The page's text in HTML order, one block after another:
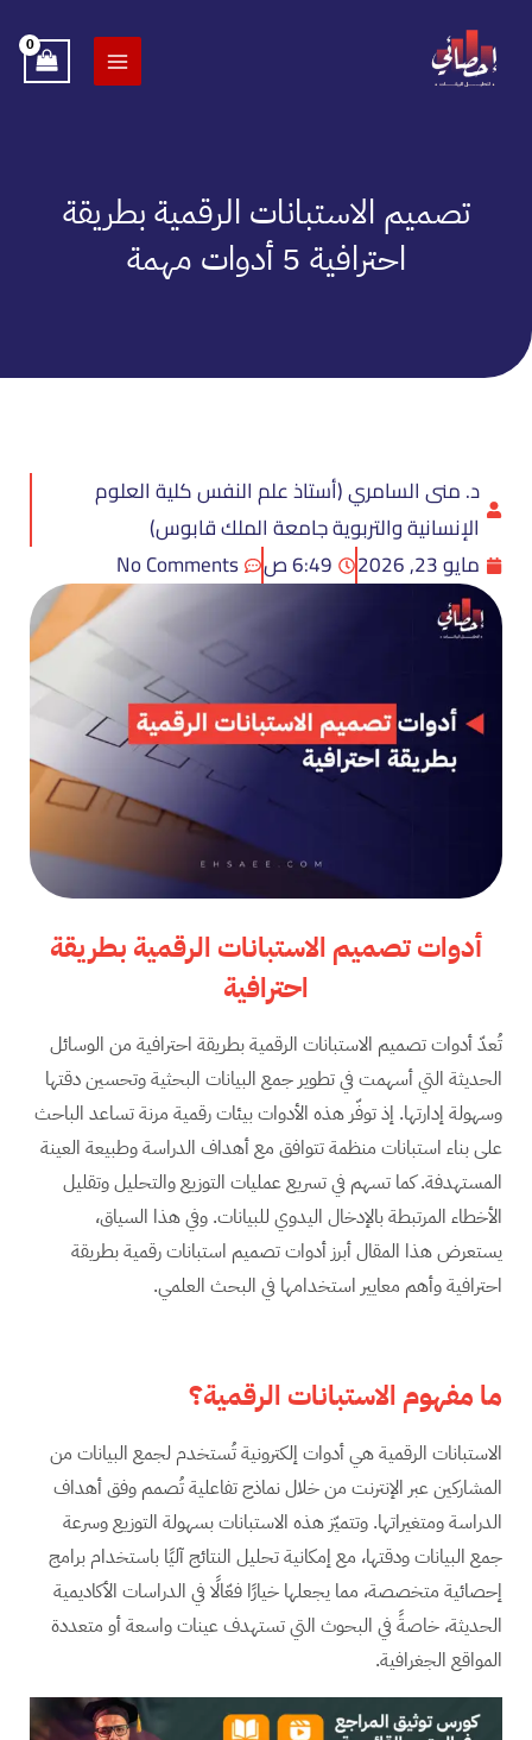
المحتوى
تصميم الاستبانات الرقمية بطريقة
احترافية 5 أدوات مهمة
د. منى السامري (أستاذ علم النفس كلية العلوم
الإنسانية والتربوية جامعة الملك قابوس)
مايو 23, 2026
6:49 ص No Comments
أدوات تصميم الاستبانات الرقمية بطريقة
احترافية
تُعدّ أدوات تصميم الاستبانات الرقمية بطريقة احترافية من الوسائل
الحديثة التي أسهمت في تطوير جمع البيانات البحثية وتحسين دقتها
وسهولة إدارتها. إذ توفّر هذه الأدوات بيئات رقمية مرنة تساعد الباحث
على بناء استبانات منظمة تتوافق مع أهداف الدراسة وطبيعة العينة
المستهدفة. كما تسهم في تسريع عمليات التوزيع والتحليل وتقليل
الأخطاء المرتبطة بالإدخال اليدوي للبيانات. وفي هذا السياق،
يستعرض هذا المقال أبرز أدوات تصميم استبانات رقمية بطريقة
احترافية وأهم معايير استخدامها في البحث العلمي.
ما مفهوم الاستبانات الرقمية؟
الاستبانات الرقمية هي أدوات إلكترونية تُستخدم لجمع البيانات من
المشاركين عبر الإنترنت من خلال نماذج تفاعلية تُصمم وفق أهداف
الدراسة ومتغيراتها. وتتميّز هذه الاستبانات بسهولة التوزيع وسرعة
جمع البيانات ودقتها، مع إمكانية تحليل النتائج آليًا باستخدام برامج
إحصائية متخصصة، مما يجعلها خيارًا فعّالًا في الدراسات الأكاديمية
الحديثة، خاصةً في البحوث التي تستهدف عينات واسعة أو متعددة
المواقع الجغرافية.